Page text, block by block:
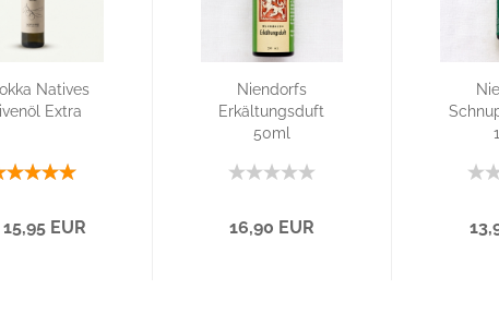
Natives
Extra
EUR
Niendorfs
Erkältungsduft
50ml
16,90 EUR